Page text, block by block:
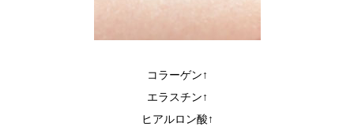
コラーゲン↑
エラスチン↑
ヒアルロン酸↑